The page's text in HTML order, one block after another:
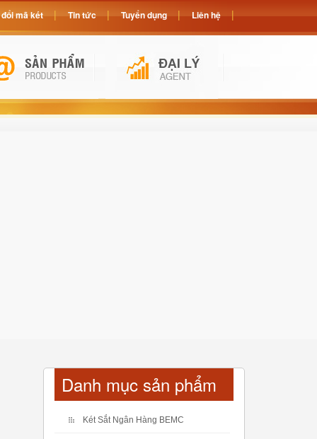
Danh mục sản phẩm
Két Sắt Ngân Hàng BEMC
mã két Tin tức Tuyển dụng Liên hệ